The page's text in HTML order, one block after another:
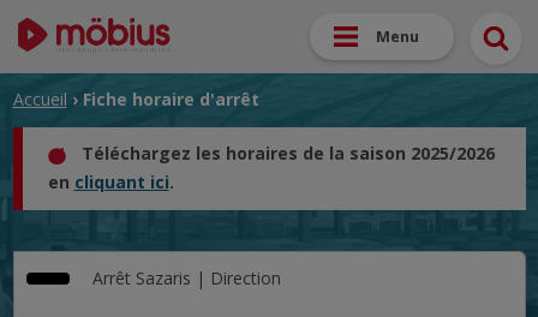
Menu
Accueil › Fiche horaire d'arrêt
Téléchargez les horaires de la saison 2025/2026
en cliquant ici.
Arrêt Sazaris | Direction